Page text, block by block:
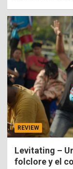
REVIEW
Levitating –
folclore y el